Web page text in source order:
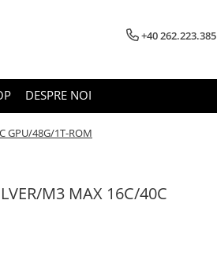
+40 262.223.385
DESPRE NOI
GPU/48G/1T-ROM
M3 MAX 16C/40C